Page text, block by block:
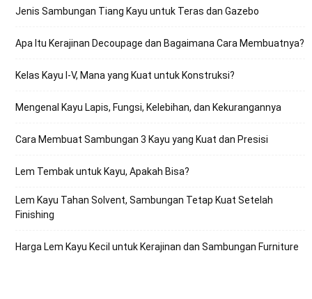
Jenis Sambungan Tiang Kayu untuk Teras dan Gazebo
Apa Itu Kerajinan Decoupage dan Bagaimana Cara Membuatnya?
Kelas Kayu I-V, Mana yang Kuat untuk Konstruksi?
Mengenal Kayu Lapis, Fungsi, Kelebihan, dan Kekurangannya
Cara Membuat Sambungan 3 Kayu yang Kuat dan Presisi
Lem Tembak untuk Kayu, Apakah Bisa?
Lem Kayu Tahan Solvent, Sambungan Tetap Kuat Setelah
Finishing
Harga Lem Kayu Kecil untuk Kerajinan dan Sambungan Furniture